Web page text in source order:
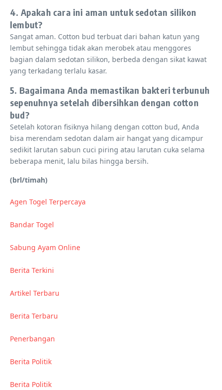
4. Apakah cara ini aman untuk sedotan silikon
lembut?
Sangat aman. Cotton bud terbuat dari bahan katun yang
lembut sehingga tidak akan merobek atau menggores
bagian dalam sedotan silikon, berbeda dengan sikat kawat
yang terkadang terlalu kasar.
5. Bagaimana Anda memastikan bakteri terbunuh
sepenuhnya setelah dibersihkan dengan cotton
bud?
Setelah kotoran fisiknya hilang dengan cotton bud, Anda
bisa merendam sedotan dalam air hangat yang dicampur
sedikit larutan sabun cuci piring atau larutan cuka selama
beberapa menit, lalu bilas hingga bersih.
(brl/timah)
Agen Togel Terpercaya
Bandar Togel
Sabung Ayam Online
Berita Terkini
Artikel Terbaru
Berita Terbaru
Penerbangan
Berita Politik
Berita Politik